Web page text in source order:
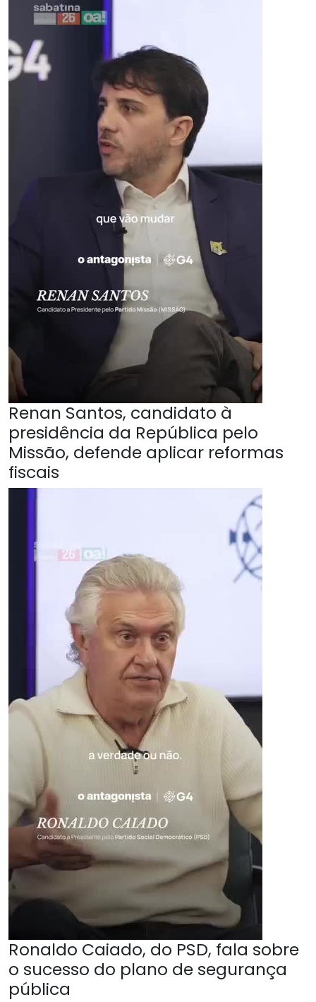
Renan Santos, candidato à
presidência da República pelo
Missão, defende aplicar reformas
fiscais
Ronaldo Caiado, do PSD, fala sobre
o sucesso do plano de segurança
pública